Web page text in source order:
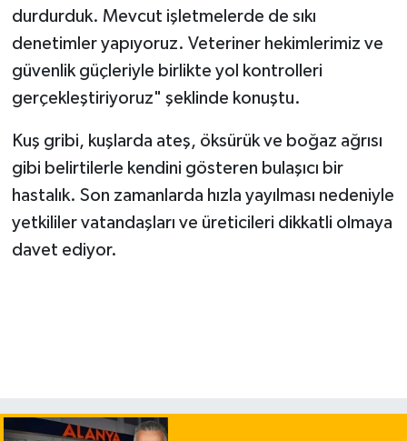
durdurduk. Mevcut işletmelerde de sıkı
denetimler yapıyoruz. Veteriner hekimlerimiz ve
güvenlik güçleriyle birlikte yol kontrolleri
gerçekleştiriyoruz" şeklinde konuştu.
Kuş gribi, kuşlarda ateş, öksürük ve boğaz ağrısı
gibi belirtilerle kendini gösteren bulaşıcı bir
hastalık. Son zamanlarda hızla yayılması nedeniyle
yetkililer vatandaşları ve üreticileri dikkatli olmaya
davet ediyor.